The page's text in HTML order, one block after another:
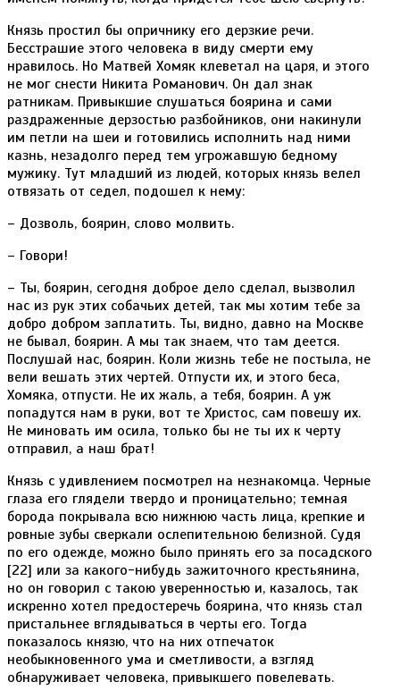
Князь простил бы опричнику его дерзкие речи.
Бесстрашие этого человека в виду смерти ему
нравилось. Но Матвей Хомяк клеветал на царя, и этого
не мог снести Никита Романович. Он дал знак
ратникам. Привыкшие слушаться боярина и сами
раздраженные дерзостью разбойников, они накинули
им петли на шеи и готовились исполнить над ними
казнь, незадолго перед тем угрожавшую бедному
мужику. Тут младший из людей, которых князь велел
отвязать от седел, подошел к нему:
– Дозволь, боярин, слово молвить.
– Говори!
– Ты, боярин, сегодня доброе дело сделал, вызволил
нас из рук этих собачьих детей, так мы хотим тебе за
добро добром заплатить. Ты, видно, давно на Москве
не бывал, боярин. А мы так знаем, что там деется.
Послушай нас, боярин. Коли жизнь тебе не постыла, не
вели вешать этих чертей. Отпусти их, и этого беса,
Хомяка, отпусти. Не их жаль, а тебя, боярин. А уж
попадутся нам в руки, вот те Христос, сам повешу их.
Не миновать им осила, только бы не ты их к черту
отправил, а наш брат!
Князь с удивлением посмотрел на незнакомца. Черные
глаза его глядели твердо и проницательно; темная
борода покрывала всю нижнюю часть лица, крепкие и
ровные зубы сверкали ослепительною белизной. Судя
по его одежде, можно было принять его за посадского
[22] или за какого-нибудь зажиточного крестьянина,
но он говорил с такою уверенностью и, казалось, так
искренно хотел предостеречь боярина, что князь стал
пристальнее вглядываться в черты его. Тогда
показалось князю, что на них отпечаток
необыкновенного ума и сметливости, а взгляд
обнаруживает человека, привыкшего повелевать.